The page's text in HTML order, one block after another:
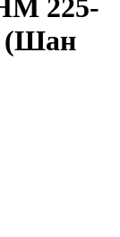
225-
(Шан